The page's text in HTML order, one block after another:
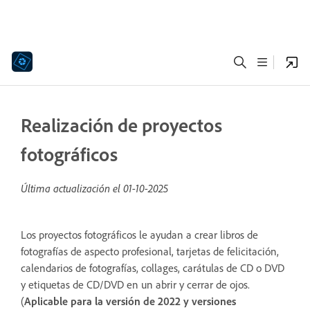
Realización de proyectos
fotográficos
Última actualización el 01-10-2025
Los proyectos fotográficos le ayudan a crear libros de
fotografías de aspecto profesional, tarjetas de felicitación,
calendarios de fotografías, collages, carátulas de CD o DVD
y etiquetas de CD/DVD en un abrir y cerrar de ojos.
(Aplicable para la versión de 2022 y versiones